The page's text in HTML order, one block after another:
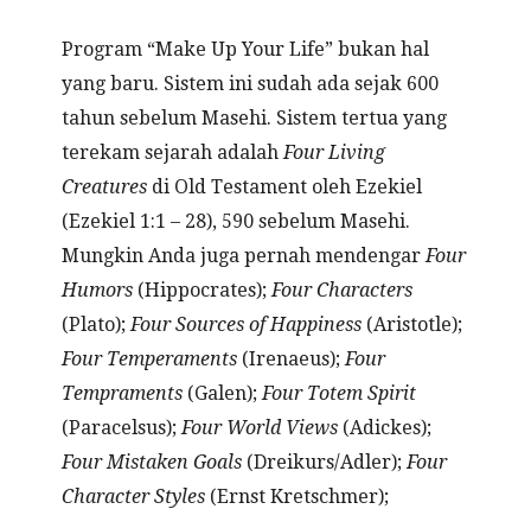
Program “Make Up Your Life” bukan hal
yang baru. Sistem ini sudah ada sejak 600
tahun sebelum Masehi. Sistem tertua yang
terekam sejarah adalah Four Living
Creatures di Old Testament oleh Ezekiel
(Ezekiel 1:1 – 28), 590 sebelum Masehi.
Mungkin Anda juga pernah mendengar Four
Humors (Hippocrates); Four Characters
(Plato); Four Sources of Happiness (Aristotle);
Four Temperaments (Irenaeus); Four
Tempraments (Galen); Four Totem Spirit
(Paracelsus); Four World Views (Adickes);
Four Mistaken Goals (Dreikurs/Adler); Four
Character Styles (Ernst Kretschmer);